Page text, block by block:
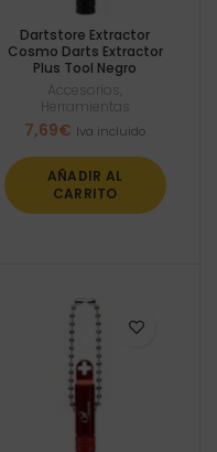
Dartstore Extractor
Cosmo Darts Extractor
Plus Tool Negro
Accesorios
Herramientas
7,69€ Iva incluido
AÑADIR AL
CARRITO